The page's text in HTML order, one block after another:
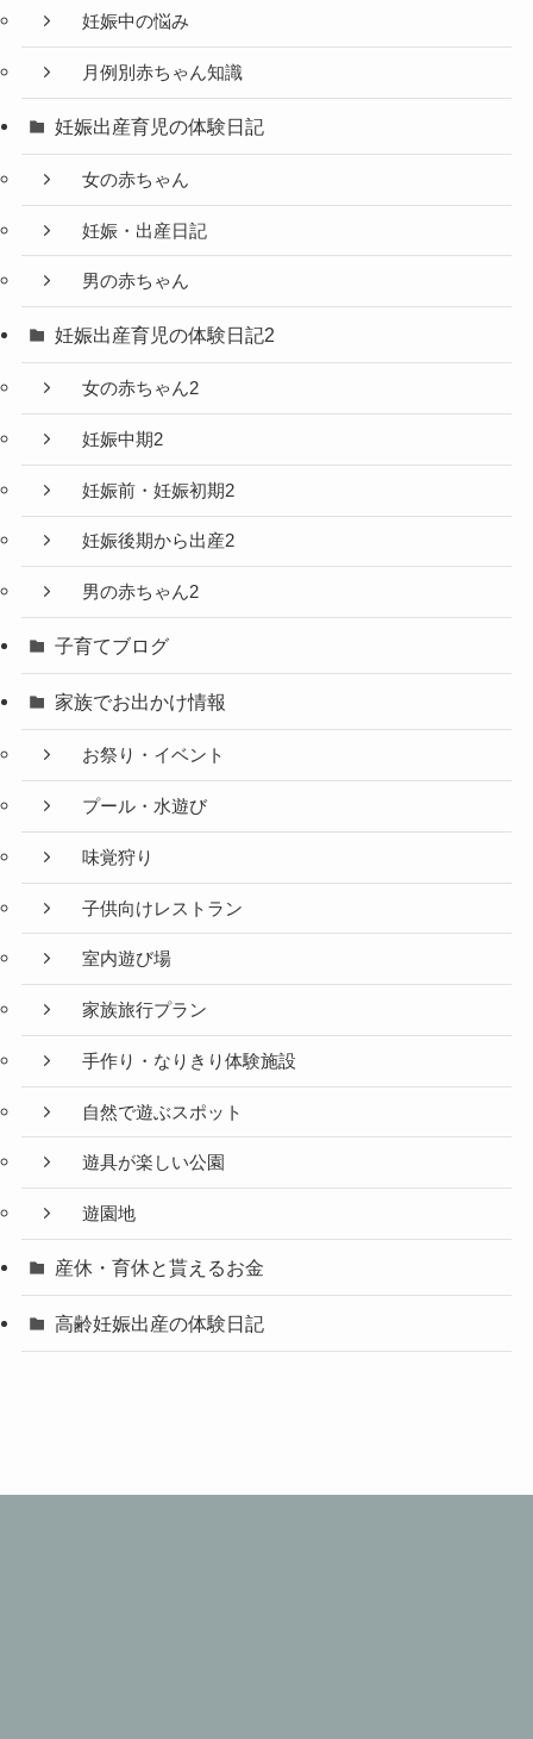
妊娠中の悩み
月例別赤ちゃん知識
妊娠出産育児の体験日記
女の赤ちゃん
妊娠・出産日記
男の赤ちゃん
妊娠出産育児の体験日記2
女の赤ちゃん2
妊娠中期2
妊娠前・妊娠初期2
妊娠後期から出産2
男の赤ちゃん2
子育てブログ
家族でお出かけ情報
お祭り・イベント
プール・水遊び
味覚狩り
子供向けレストラン
室内遊び場
家族旅行プラン
手作り・なりきり体験施設
自然で遊ぶスポット
遊具が楽しい公園
遊園地
産休・育休と貰えるお金
高齢妊娠出産の体験日記